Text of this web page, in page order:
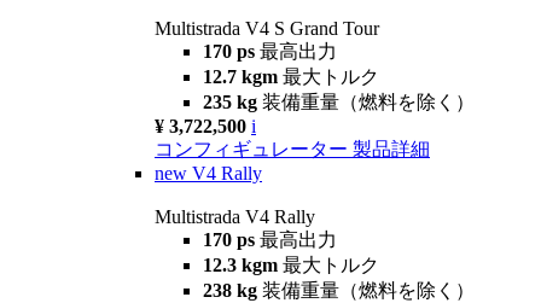
Multistrada V4 S Grand Tour
170 ps 最高出力
12.7 kgm 最大トルク
235 kg 装備重量（燃料を除く）
¥ 3,722,500 i
コンフィギュレーター 製品詳細
new V4 Rally
Multistrada V4 Rally
170 ps 最高出力
12.3 kgm 最大トルク
238 kg 装備重量（燃料を除く）